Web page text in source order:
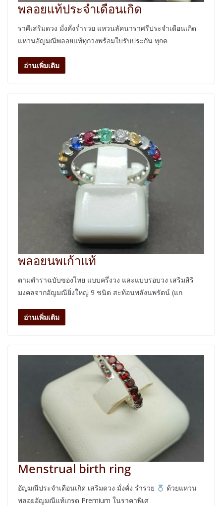
พลอยแท้ประจำเดือนเกิด
ราศีเสริมดวง มั่งคั่งร่ำรวย แหวนลัคนาราศรีประจำเดือนเกิด
แหวนอัญมณีพลอยแท้ทุกวงพร้อมใบรับประกัน ทุกค
อ่านเพิ่มเติม
พลอยนพเก้าแท้
ตามตำราฉบับของไทย แบบครึ่งวง และแบบรอบวง เสริมสิริ
มงคลจากอัญมณียิ่งใหญ่ 9 ชนิด สะท้อนพลังนพรัตน์ (แก
อ่านเพิ่มเติม
Menstrual birth ring
อัญมณีประจำเดือนเกิด เสริมดวง มั่งคั่ง ร่ำรวย
ด้วยแหวน
พลอยอัญมณีแท้เกรด Premium ในราคาพิเศ